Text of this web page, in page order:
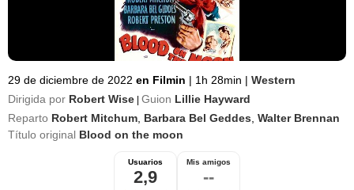
29 de diciembre de 2022 en Filmin | 1h 28min | Western
Dirigida por Robert Wise Guion Lillie Hayward
Reparto Robert Mitchum Barbara Bel Geddes Walter Brennan
Título original Blood on the moon
Usuarios
2,9
Mis amigos
--